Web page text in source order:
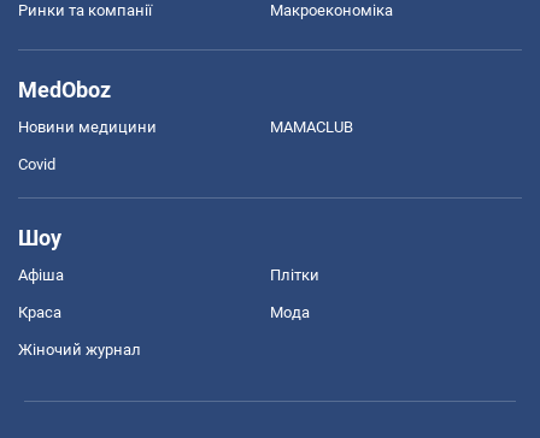
Ринки та компанії Макроекономіка
MedOboz
Новини медицини MAMACLUB
Covid
Шоу
Афіша Плітки
Краса Мода
Жіночий журнал